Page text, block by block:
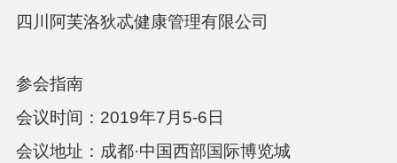
四川阿芙洛狄忒健康管理有限公司
参会指南
会议时间： 2019年7 月 5-6日
会议地址：成都·中国西部国际博览城